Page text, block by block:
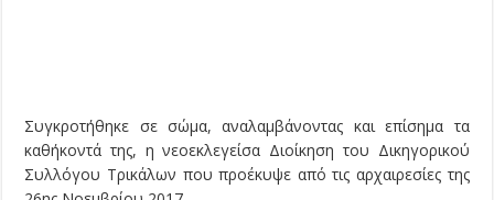
Συγκροτήθηκε σε σώμα, αναλαμβάνοντας και επίσημα τα
καθήκοντά της, η νεοεκλεγείσα Διοίκηση του Δικηγορικού
Συλλόγου Τρικάλων που προέκυψε από τις αρχαιρεσίες της